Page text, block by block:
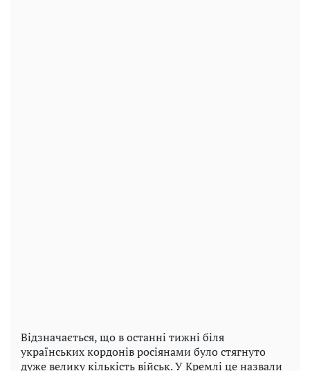
Відзначається, що в останні тижні біля
українських кордонів росіянами було стягнуто
дуже велику кількість військ. У Кремлі це назвали